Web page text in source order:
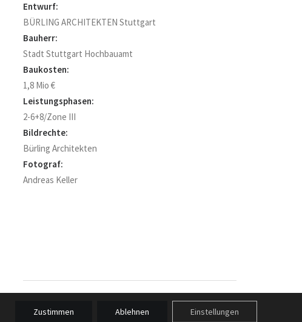
Entwurf:
BÜRLING ARCHITEKTEN Stuttgart
Bauherr:
Stadt Stuttgart Hochbauamt
Baukosten:
1,8 Mio €
Leistungsphasen:
2-6+8/Zone III
Bildrechte:
Bürling Architekten
Fotograf:
Andreas Keller
Zustimmen Ablehnen Einstellungen